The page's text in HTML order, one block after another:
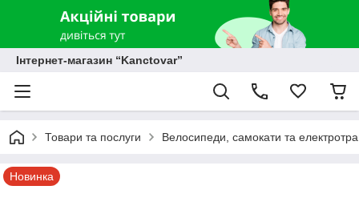
Інтернет-магазин “Kanctovar”
Товари та послуги Велосипеди, самокати та
Новинка